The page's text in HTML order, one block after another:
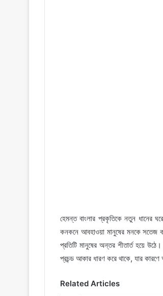
হেমন্ত বাংলার প্রকৃতিকে নতুন ধানের
কনকনে আবহাওয়া মানুষের মনকে
প্রতিটি মানুষের অন্তর শীতার্ত হয়ে
প্রচন্ড আকার ধারণ করে থাকে, যার
Related Articles